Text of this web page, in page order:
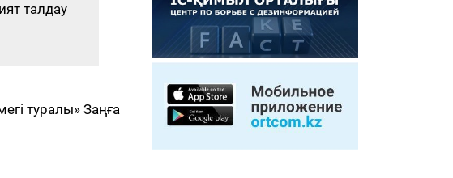
талдау
туралы» Заңға